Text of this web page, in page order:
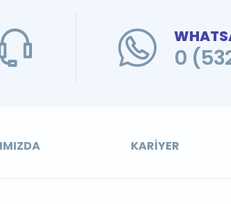
0
KARIYER